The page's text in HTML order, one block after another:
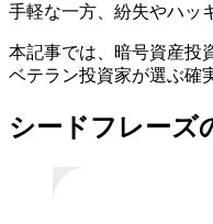
手軽な一方、紛失やハッ
本記事では、暗号資産投
ベテラン投資家が選ぶ確
シードフレーズ